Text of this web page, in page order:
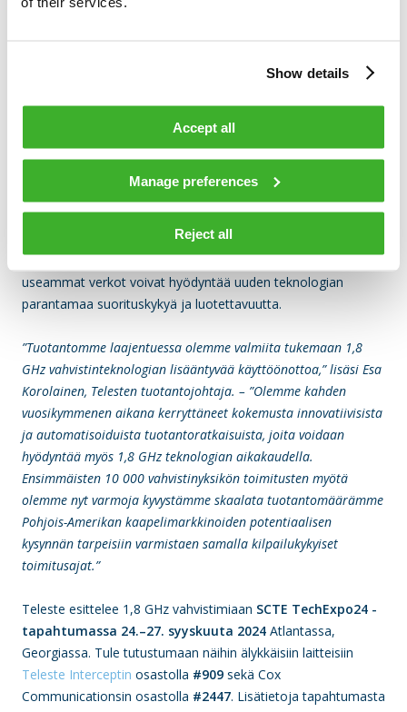
Show details
Accept all
Manage preferences
Reject all
sanoi Telesten
Valmiina kasvavaan kysyntään
Käyttöönottojen alkuvaiheen menestyksen myötä Teleste on
lisännyt tuotantokapasiteettiaan vastatakseen 1,8 GHz
älyvahvistimien kasvavaan kysyntään. Yhtiö on nyt täysin
valmis toimittamaan kasvavia määriä seuraavan sukupolven
vahvistimia asiakkailleen. Tämä varmistaa, että yhä
useammat verkot voivat hyödyntää uuden teknologian
parantamaa suorituskykyä ja luotettavuutta.
”Tuotantomme laajentuessa olemme valmiita tukemaan 1,8
GHz vahvistinteknologian lisääntyvää käyttöönottoa,” lisäsi Esa
Korolainen, Telesten tuotantojohtaja. – ”Olemme kahden
vuosikymmenen aikana kerryttäneet kokemusta innovatiivisista
ja automatisoiduista tuotantoratkaisuista, joita voidaan
hyödyntää myös 1,8 GHz teknologian aikakaudella.
Ensimmäisten 10 000 vahvistinyksikön toimitusten myötä
olemme nyt varmoja kyvystämme skaalata tuotantomäärämme
Pohjois-Amerikan kaapelimarkkinoiden potentiaalisen
kysynnän tarpeisiin varmistaen samalla kilpailukykyiset
toimitusajat.”
Teleste esittelee 1,8 GHz vahvistimiaan SCTE TechExpo24 -
tapahtumassa 24.–27. syyskuuta 2024 Atlantassa,
Georgiassa. Tule tutustumaan näihin älykkäisiin laitteisiin
Teleste Interceptin osastolla #909 sekä Cox
Communicationsin osastolla #2447. Lisätietoja tapahtumasta